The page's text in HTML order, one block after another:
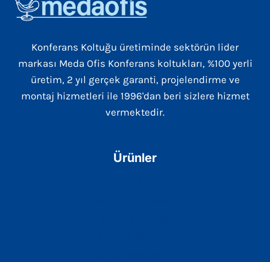
Konferans Koltuğu üretiminde sektörün lider
markası Meda Ofis Konferans koltukları, %100 yerli
üretim, 2 yıl gerçek garanti, projelendirme ve
montaj hizmetleri ile 1996'dan beri sizlere hizmet
vermektedir.
Ürünler